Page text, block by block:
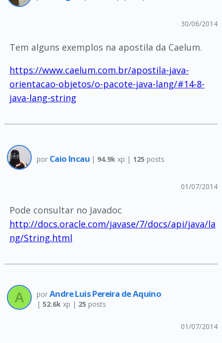
30/06/2014
Tem alguns exemplos na apostila da Caelum.
https://www.caelum.com.br/apostila-java-
orientacao-objetos/o-pacote-java-lang/#14-8-
java-lang-string
por Caio Incau | 94.9k xp | 125 posts
01/07/2014
Pode consultar no Javadoc
http://docs.oracle.com/javase/7/docs/api/java/la
ng/String.html
por Andre Luis Pereira de Aquino
| 52.6kxp | 25 posts
01/07/2014